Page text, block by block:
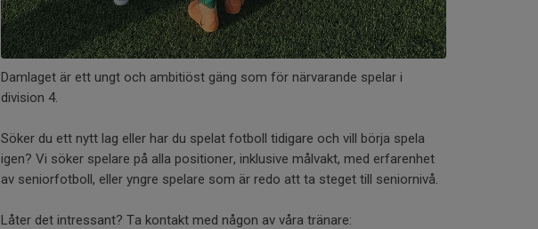
Damlaget är ett ungt och ambitiöst gäng som för närvarande spelar i
division 4.
Söker du ett nytt lag eller har du spelat fotboll tidigare och vill börja spela
igen? Vi söker spelare på alla positioner, inklusive målvakt, med erfarenhet
av seniorfotboll, eller yngre spelare som är redo att ta steget till seniornivå.
Låter det intressant? Ta kontakt med någon av våra tränare: